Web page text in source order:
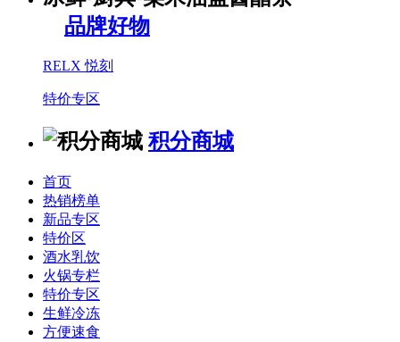
品牌好物
RELX 悦刻
特价专区
积分商城
首页
热销榜单
新品专区
特价区
酒水乳饮
火锅专栏
特价专区
生鲜冷冻
方便速食